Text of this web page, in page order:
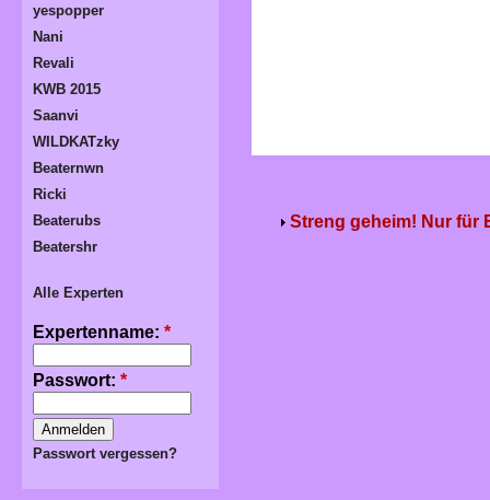
Streng geheim! Nur für
yespopper
Nani
Revali
KWB 2015
Saanvi
WILDKATzky
Beaternwn
Ricki
Beaterubs
Beatershr
Alle Experten
Expertenname: *
Passwort: *
Passwort vergessen?